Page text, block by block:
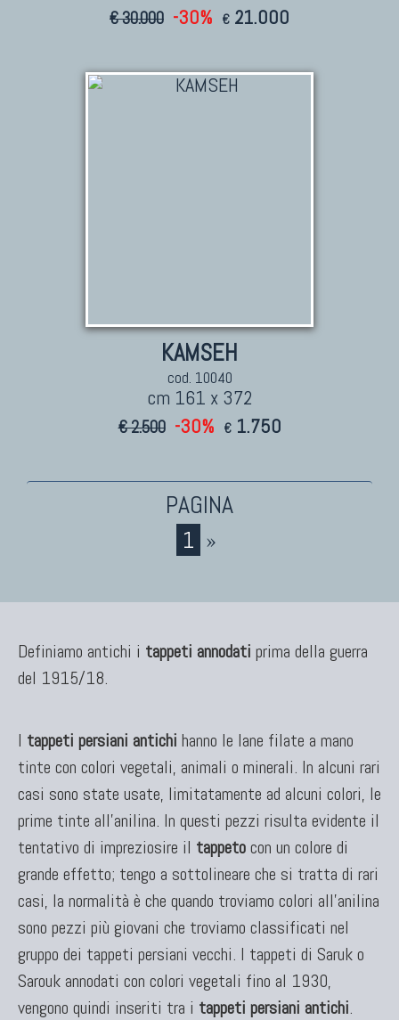
€ 30.000 -30% € 21.000
KAMSEH
cod. 10040
cm 161 x 372
€ 2.500 -30% € 1.750
1 »
Definiamo antichi i tappeti annodati prima della guerra
del 1915/18.
I tappeti persiani antichi hanno le lane filate a mano
tinte con colori vegetali, animali o minerali. In alcuni rari
casi sono state usate, limitatamente ad alcuni colori, le
prime tinte all'anilina. In questi pezzi risulta evidente il
tentativo di impreziosire il tappetocon un colore di
grande effetto; tengo a sottolineare che si tratta di rari
casi, la normalità è che quando troviamo colori all'anilina
sono pezzi più giovani che troviamo classificati nel
gruppo dei tappeti persiani vecchi. I tappeti di Saruk o
Sarouk annodati con colori vegetali fino al 1930,
vengono quindi inseriti tra i tappeti persiani antichi.